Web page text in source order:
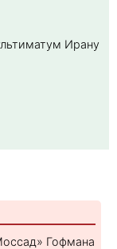
Ирану
Гофмана